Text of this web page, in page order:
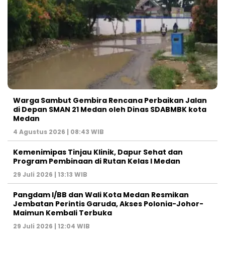
Warga Sambut Gembira Rencana Perbaikan Jalan
di Depan SMAN 21 Medan oleh Dinas SDABMBK kota
Medan
4 Agustus 2026 | 08:43 WIB
Kemenimipas Tinjau Klinik, Dapur Sehat dan
Program Pembinaan di Rutan Kelas I Medan
29 Juli 2026 | 13:13 WIB
Pangdam I/BB dan Wali Kota Medan Resmikan
Jembatan Perintis Garuda, Akses Polonia-Johor-
Maimun Kembali Terbuka
29 Juli 2026 | 12:04 WIB